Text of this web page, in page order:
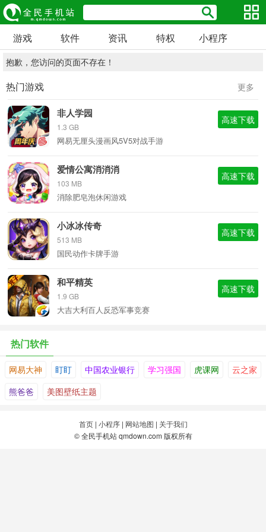
游戏 软件 资讯 特权 小程序
抱歉，您访问的页面不存在！
热门游戏 更多
非人学园
1.3 GB
网易无厘头漫画风5V5对战手游
高速下载
爱情公寓消消消
103 MB
消除肥皂泡休闲游戏
高速下载
小冰冰传奇
513 MB
国民动作卡牌手游
高速下载
和平精英
1.9 GB
大吉大利百人反恐军事竞赛
高速下载
热门软件
网易大神 盯盯 中国农业银行 学习强国 虎课网
云之家
熊爸爸
美图壁纸主题
首页| 小程序| 网站地图 | 关于我们
© 全民手机站 qmdown.com 版权所有